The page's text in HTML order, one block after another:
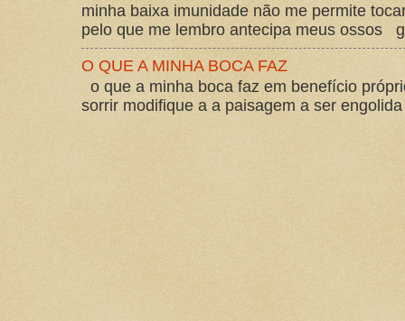
minha baixa imunidade não me permite
pelo que me lembro antecipa meus ossos
O QUE A MINHA BOCA FAZ
o que a minha boca faz em benefício
sorrir modifique a a paisagem a ser